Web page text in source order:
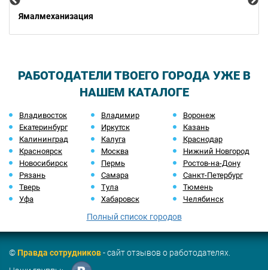
Ямалмеханизация
РАБОТОДАТЕЛИ ТВОЕГО ГОРОДА УЖЕ В
НАШЕМ КАТАЛОГЕ
Владивосток Владимир
Воронеж
Екатеринбург
Иркутск
Казань
Калининград
Калуга
Краснодар
Красноярск
Москва
Нижний Новгород
Новосибирск
Пермь
Ростов-на-Дону
Рязань
Самара
Санкт-Петербург
Тверь
Тула
Тюмень
Уфа
Хабаровск Челябинск
Полный список городов
©Правда сотрудников- сайт отзывов о работодателях.